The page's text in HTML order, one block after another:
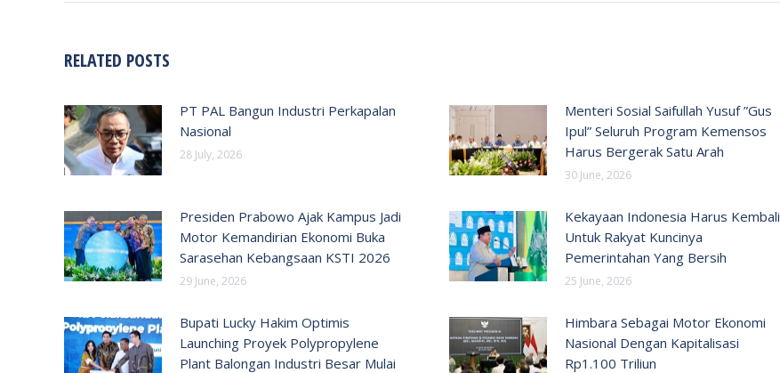
RELATED POSTS
PT PAL Bangun Industri Perkapalan
Nasional
28 July, 2026
Menteri Sosial Saifullah Yusuf ”Gus
Ipul” Seluruh Program Kemensos
Harus Bergerak Satu Arah
30 June, 2026
Presiden Prabowo Ajak Kampus Jadi
Motor Kemandirian Ekonomi Buka
Sarasehan Kebangsaan KSTI 2026
29 June, 2026
Kekayaan Indonesia Harus Kembali
Untuk Rakyat Kuncinya
Pemerintahan Yang Bersih
25 June, 2026
Bupati Lucky Hakim Optimis
Launching Proyek Polypropylene
Plant Balongan Industri Besar Mulai
Himbara Sebagai Motor Ekonomi
Nasional Dengan Kapitalisasi
Rp1.100 Triliun